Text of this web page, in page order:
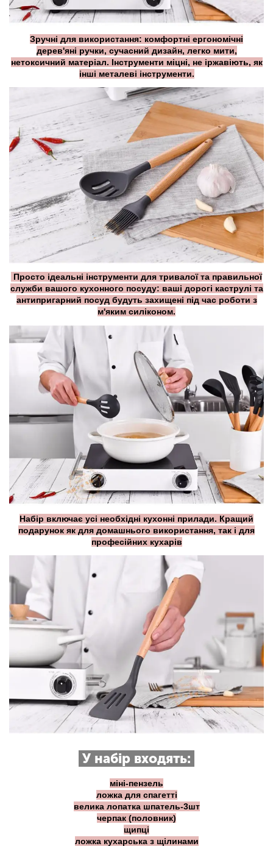
Зручні для використання: комфортні ергономічні
дерев'яні ручки, сучасний дизайн, легко мити,
нетоксичний матеріал. Інструменти міцні, не іржавіють, як
інші металеві інструменти.
Просто ідеальні інструменти для тривалої та правильної
служби вашого кухонного посуду: ваші дорогі каструлі та
антипригарний посуд будуть захищені під час роботи з
м'яким силіконом.
Набір включає усі необхідні кухонні прилади. Кращий
подарунок як для домашнього використання, так і для
професійних кухарів
У набір входять:
міні-пензель
ложка для спагетті
велика лопатка шпатель-3шт
черпак (половник)
щипці
ложка кухарська з щілинами